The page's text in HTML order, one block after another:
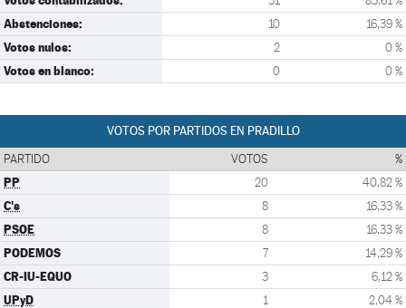
Abstenciones: 10 16,39 %
Votos nulos: 2 0 %
Votos en blanco: 0 0 %
VOTOS POR PARTIDOS EN PRADILLO
PARTIDO VOTOS %
PP 20 40,82 %
C's 8 16,33 %
PSOE 8 16,33 %
PODEMOS 7 14,29 %
CR-IU-EQUO 3 6,12 %
UPyD 1 2,04 %